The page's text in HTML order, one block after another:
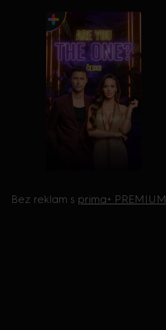
Bez reklam s prima+ PREMIUM